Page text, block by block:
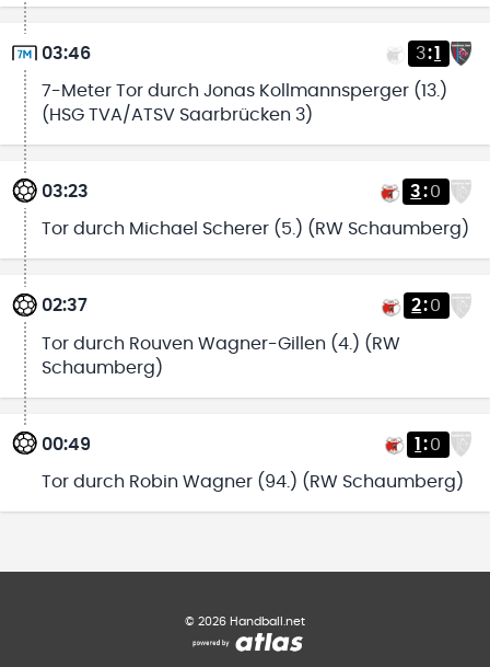
03:46 3:1
7-Meter Tor durch Jonas Kollmannsperger (13.)
(HSG TVA/ATSV Saarbrücken 3)
03:23 3:0
Tor durch Michael Scherer (5.) (RW Schaumberg)
02:37 2:0
Tor durch Rouven Wagner-Gillen (4.) (RW
Schaumberg)
00:49 1 :0
Tor durch Robin Wagner (94.) (RW Schaumberg)
© 2026 Handball.net